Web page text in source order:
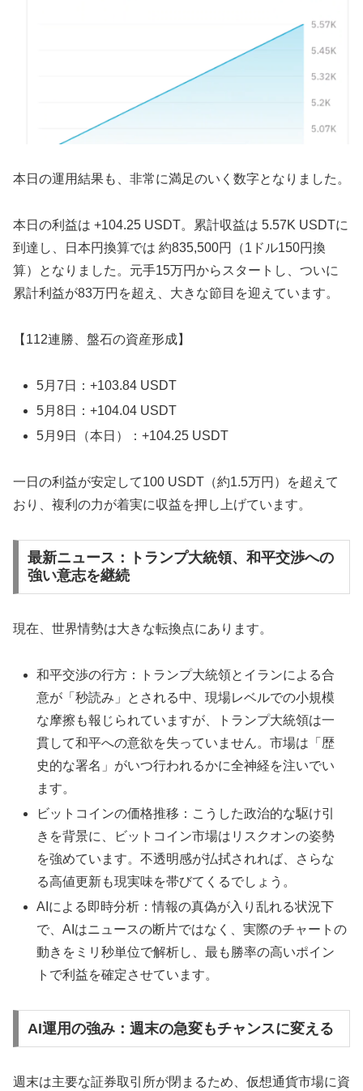
本日の運用結果も、非常に満足のいく数字となりました。
本日の利益は +104.25 USDT。累計収益は 5.57K USDTに
到達し、日本円換算では 約835,500円（1ドル150円換
算）となりました。元手15万円からスタートし、ついに
累計利益が83万円を超え、大きな節目を迎えています。
【112連勝、盤石の資産形成】
5月7日：+103.84 USDT
5月8日：+104.04 USDT
5月9日（本日）：+104.25 USDT
一日の利益が安定して100 USDT（約1.5万円）を超えて
おり、複利の力が着実に収益を押し上げています。
最新ニュース：トランプ大統領、和平交渉への
強い意志を継続
現在、世界情勢は大きな転換点にあります。
和平交渉の行方：トランプ大統領とイランによる合
意が「秒読み」とされる中、現場レベルでの小規模
な摩擦も報じられていますが、トランプ大統領は一
貫して和平への意欲を失っていません。市場は「歴
史的な署名」がいつ行われるかに全神経を注いでい
ます。
ビットコインの価格推移：こうした政治的な駆け引
きを背景に、ビットコイン市場はリスクオンの姿勢
を強めています。不透明感が払拭されれば、さらな
る高値更新も現実味を帯びてくるでしょう。
AIによる即時分析：情報の真偽が入り乱れる状況下
で、AIはニュースの断片ではなく、実際のチャートの
動きをミリ秒単位で解析し、最も勝率の高いポイン
トで利益を確定させています。
AI運用の強み：週末の急変もチャンスに変える
週末は主要な証券取引所が閉まるため、仮想通貨市場に資